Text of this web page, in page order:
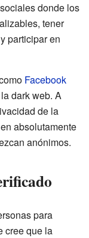
donde los
tener
participar en
Facebook
dark web. A
de la
absolutamente
anónimos.
para
cree que la